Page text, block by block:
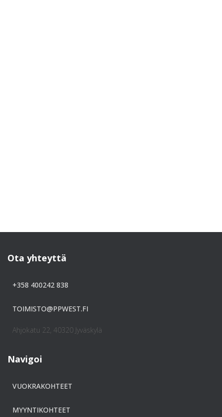
Ota yhteyttä
+358 400242 838
TOIMISTO@PPWEST.FI
Ahjokatu 22, 40320 Jyväskylä
Navigoi
VUOKRAKOHTEET
MYYNTIKOHTEET